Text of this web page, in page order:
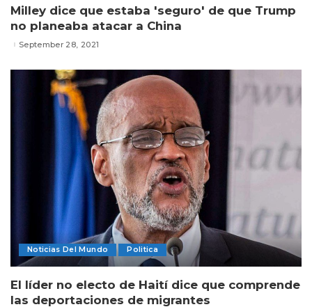
Milley dice que estaba 'seguro' de que Trump
no planeaba atacar a China
September 28, 2021
Noticias Del Mundo Politica
El líder no electo de Haití dice que comprende
las deportaciones de migrantes